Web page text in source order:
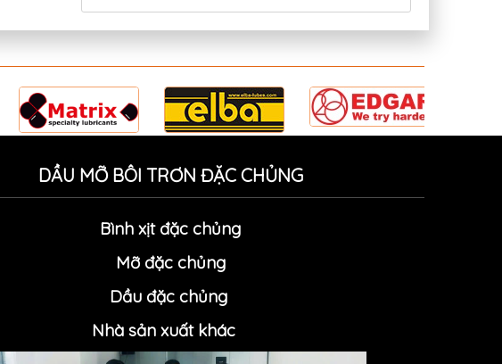
DẦU MỠ BÔI TRƠN ĐẶC CHỦNG
Bình xịt đặc chủng
Mỡ đặc chủng
Dầu đặc chủng
Nhà sản xuất khác